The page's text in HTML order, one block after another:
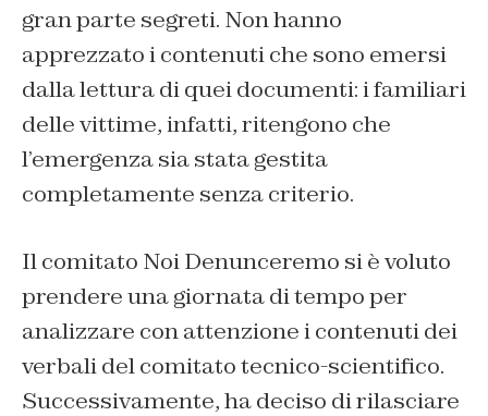
gran parte segreti. Non hanno
apprezzato i contenuti che sono emersi
dalla lettura di quei documenti: i familiari
delle vittime, infatti, ritengono che
l’emergenza sia stata gestita
completamente senza criterio.
Il comitato Noi Denunceremo si è voluto
prendere una giornata di tempo per
analizzare con attenzione i contenuti dei
verbali del comitato tecnico-scientifico.
Successivamente, ha deciso di rilasciare